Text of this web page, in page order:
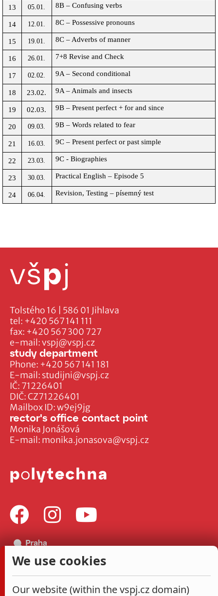
13 05.01. 8B – Confusing verbs
14 12.01. 8C – Possessive pronouns
15 19.01. 8C – Adverbs of manner
16 26.01. 7+8 Revise and Check
17 02.02. 9A – Second conditional
18 23.02. 9A – Animals and insects
19 02.03. 9B – Present perfect + for and since
20 09.03. 9B – Words related to fear
21 16.03. 9C – Present perfect or past simple
22 23.03. 9C - Biographies
23 30.03. Practical English – Episode 5
24 06.04. Revision, Testing – písemný test
Tolstého 16 | 586 01 Jihlava
tel: +420 567 141 111
fax: +420 567 300 727
e-mail:vspj@vspj.cz
IČ: 71226401
DIČ: CZ71226401
Mailbox ID: w9ej9jg
study department
Phone: +420 567 141 181
E-mail: studijni@vspj.cz
rector's office contact point
Monika Jonášová
E-mail: monika.jonasova@vspj.cz
We use cookies
Our website (within the vspj.cz domain)